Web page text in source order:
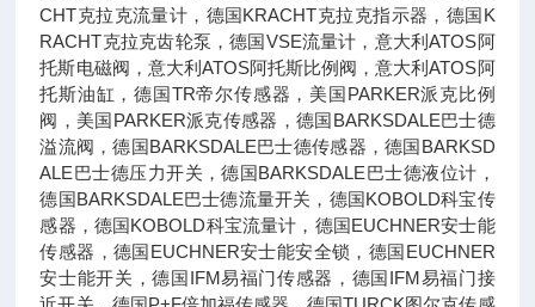
CHT克拉克流量计，德国KRACHT克拉克指示器，德国K
RACHT克拉克齿轮泵，德国VSE流量计，意大利ATOS阿
托斯电磁阀，意大利ATOS阿托斯比例阀，意大利ATOS阿
托斯油缸，德国TR帝尔传感器，美国PARKER派克比例
阀，美国PARKER派克传感器，德国BARKSDALE巴士德
溢流阀，德国BARKSDALE巴士德传感器，德国BARKSD
ALE巴士德压力开关，德国BARKSDALE巴士德液位计，
德国BARKSDALE巴士德流量开关，德国KOBOLD科宝传
感器，德国KOBOLD科宝流量计，德国EUCHNER安士能
传感器，德国EUCHNER安士能安全锁，德国EUCHNER
安士能开关，德国IFM易福门传感器，德国IFM易福门接